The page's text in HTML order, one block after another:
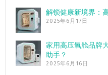
解锁健康新境界：
2025年6月17日
家用高压氧舱品牌
助手？
2025年6月16日